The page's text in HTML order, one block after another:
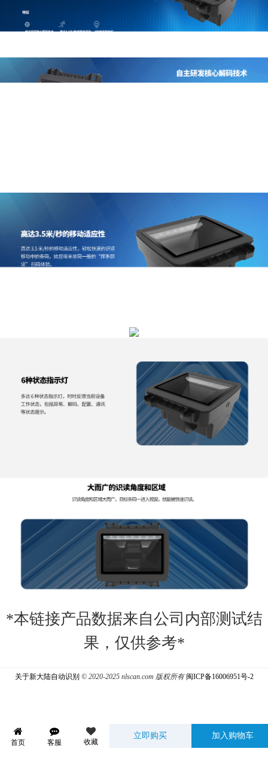
首页 客服 收藏
立即购买 加入购物车
*本链接产品数据来自公司内部测试结
果，仅供参考*
关于新大陆自动识别 © 2020-2025 nlscan.com 版权所有 闽ICP备16006951号-2